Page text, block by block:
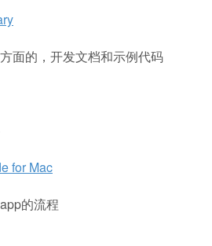
面的，开发文档和示例代码
for Mac
的流程